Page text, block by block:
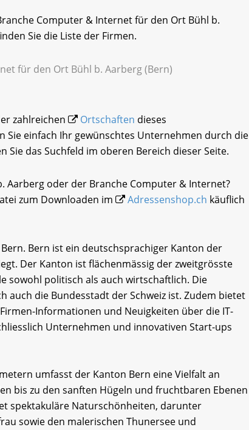
Computer & Internet für den Ort Bühl b.
Sie die Liste der Firmen.
für den Ort Bühl b. Aarberg (Bern)
zahlreichen Ortschaften dieses
Sie einfach Ihr gewünschtes Unternehmen durch die
das Suchfeld im oberen Bereich dieser Seite.
Aarberg oder der Branche Computer & Internet?
zum Downloaden im
Adressenshop.ch käuflich
Bern ist ein deutschsprachiger Kanton der
Der Kanton ist flächenmässig der zweitgrösste
sowohl politisch als auch wirtschaftlich. Die
auch die Bundesstadt der Schweiz ist. Zudem bietet
Informationen und Neuigkeiten über die IT-
Unternehmen und innovativen Start-ups
umfasst der Kanton Bern eine Vielfalt an
bis zu den sanften Hügeln und fruchtbaren Ebenen
spektakuläre Naturschönheiten, darunter
sowie den malerischen Thunersee und